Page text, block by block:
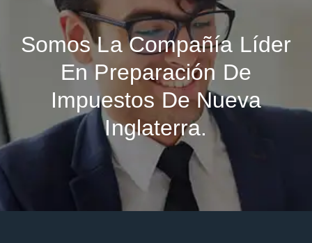
Somos La Compañía Líder
En Preparación De
Impuestos De Nueva
Inglaterra.